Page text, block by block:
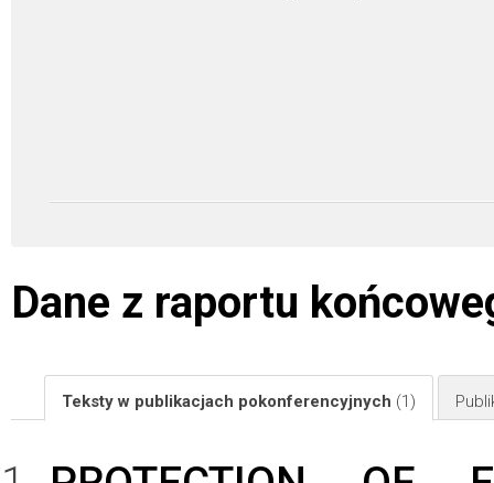
Dane z raportu
Teksty w publikacjach pokonferencyjnych (1)